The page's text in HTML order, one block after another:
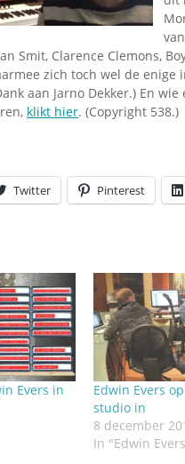
Smit, Clarence Clemons,
zich toch wel de
aan Jarno Dekker.) En
klikt hier. (Copyright 538.)
Twitter Pinterest
Evers in
Edwin Evers
studio in
8 december
In "Edwin